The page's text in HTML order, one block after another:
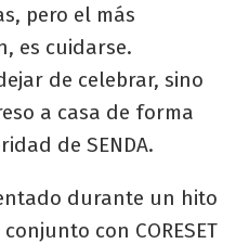
pero el más
es cuidarse.
de celebrar, sino
a casa de forma
de SENDA.
durante un hito
con CORESET